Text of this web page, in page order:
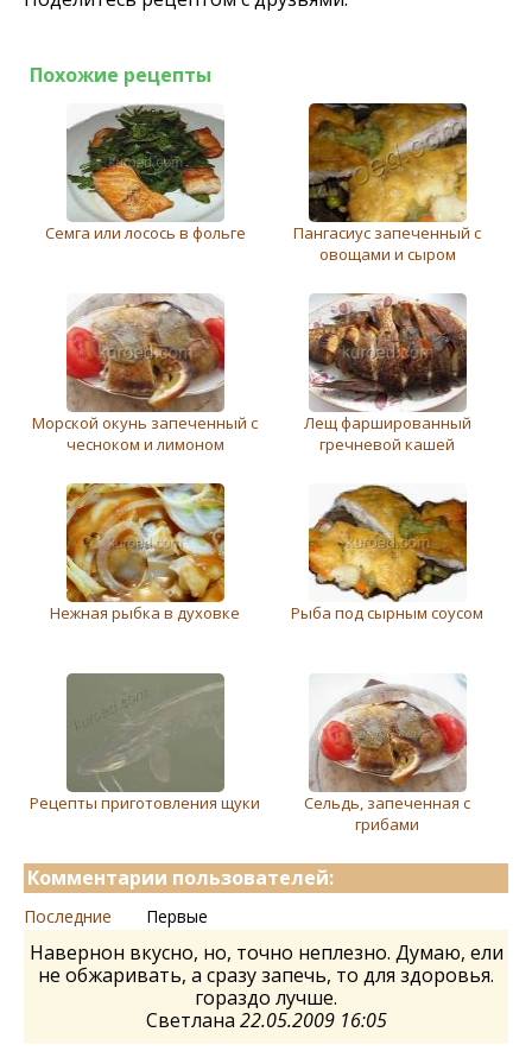
Похожие рецепты
Семга или лосось в фольге
Пангасиус запеченный с
овощами и сыром
Морской окунь запеченный с
чесноком и лимоном
Лещ фаршированный
гречневой кашей
Нежная рыбка в духовке Рыба под сырным соусом
Рецепты приготовления щуки
Сельдь, запеченная с
грибами
Комментарии пользователей:
Последние Первые
Навернон вкусно, но, точно неплезно. Думаю, ели
не обжаривать, а сразу запечь, то для здоровья.
гораздо лучше.
Светлана 22.05.2009 16:05